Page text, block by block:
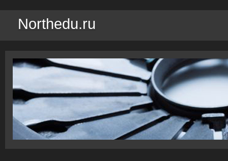
Northedu.ru